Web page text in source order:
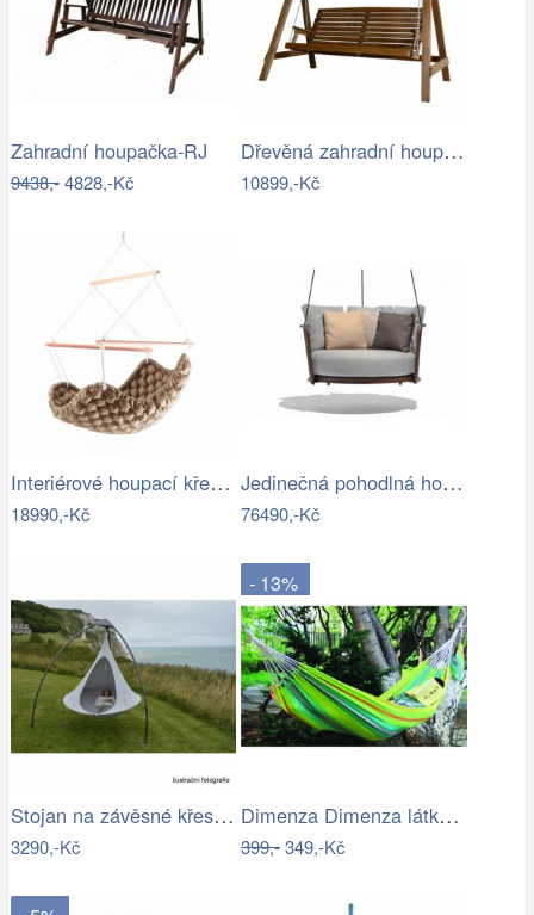
Zahradní houpačka-RJ
9438,-4828,-Kč
Dřevěná zahradní houpačka Lucas pro 4…
10899,-Kč
Interiérové houpací křeslo Swingy In…
18990,-Kč
Jedinečná pohodlná houpačka - TS
76490,-Kč
Stojan na závěsné křeslo HAKI Tempo…
3290,-Kč
- 13%
Dimenza Dimenza látková zahradní…
399,-349,-Kč